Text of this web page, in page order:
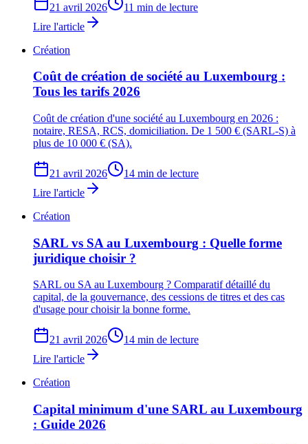
21 avril 2026
11 min de lecture
Lire l'article
Création
Coût de création de société au Luxembourg :
Tous les tarifs 2026
Coût de création d'une société au Luxembourg en 2026 :
notaire, RESA, RCS, domiciliation. De 1 500 € (SARL-S) à
plus de 10 000 € (SA).
21 avril 2026
14 min de lecture
Lire l'article
Création
SARL vs SA au Luxembourg : Quelle forme
juridique choisir ?
SARL ou SA au Luxembourg ? Comparatif détaillé du
capital, de la gouvernance, des cessions de titres et des cas
d'usage pour choisir la bonne forme.
21 avril 2026
14 min de lecture
Lire l'article
Création
Capital minimum d'une SARL au Luxembourg
: Guide 2026